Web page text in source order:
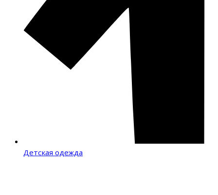
Детская одежда